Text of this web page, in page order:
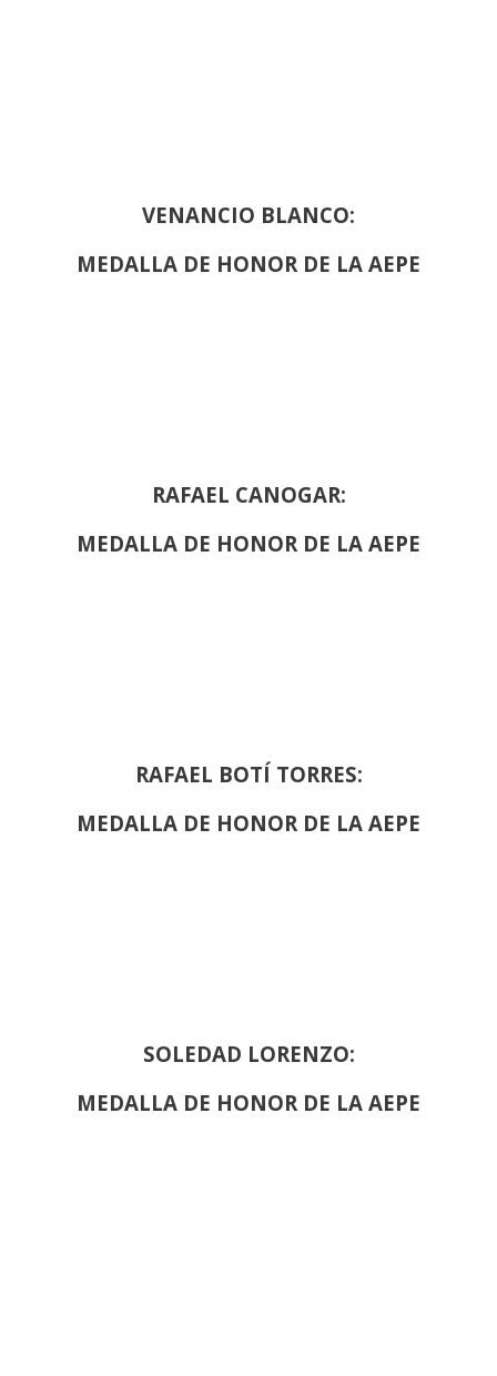
VENANCIO BLANCO:
MEDALLA DE HONOR DE LA AEPE
RAFAEL CANOGAR:
MEDALLA DE HONOR DE LA AEPE
RAFAEL BOTÍ TORRES:
MEDALLA DE HONOR DE LA AEPE
SOLEDAD LORENZO:
MEDALLA DE HONOR DE LA AEPE